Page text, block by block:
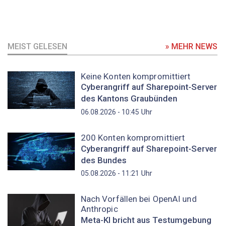
MEIST GELESEN » MEHR NEWS
Keine Konten kompromittiert
Cyberangriff auf Sharepoint-Server
des Kantons Graubünden
06.08.2026 - 10:45 Uhr
200 Konten kompromittiert
Cyberangriff auf Sharepoint-Server
des Bundes
05.08.2026 - 11:21 Uhr
Nach Vorfällen bei OpenAI und
Anthropic
Meta-KI bricht aus Testumgebung